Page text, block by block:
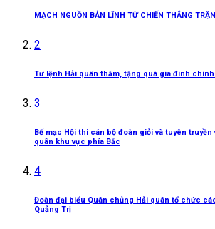
MẠCH NGUỒN BẢN LĨNH TỪ CHIẾN THẮNG
2
Tư lệnh Hải quân thăm, tặng quà gia đình
3
Bế mạc Hội thi cán bộ đoàn giỏi và tuyên
quân khu vực phía Bắc
4
Đoàn đại biểu Quân chủng Hải quân tổ chức
Quảng Trị